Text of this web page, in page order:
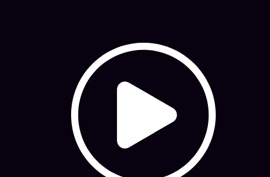
Imposible escapar al campo
gravitacional de la final del
Programas completos
Las variables ocultas • 22/07/2026
Las variables
Hosting: NetUy -
Términos y condiciones
Diseño, desarrollo y contenidos: Equipo Digital de Magnolio